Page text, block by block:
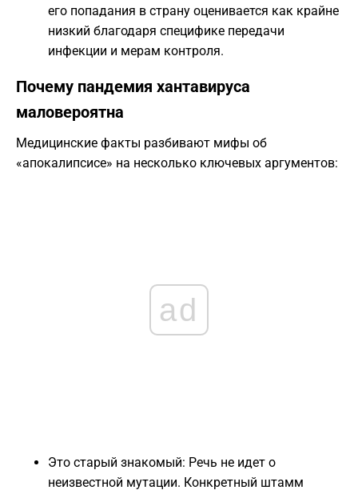
его попадания в страну оценивается как крайне
низкий благодаря специфике передачи
инфекции и мерам контроля.
Почему пандемия хантавируса
маловероятна
Медицинские факты разбивают мифы об
«апокалипсисе» на несколько ключевых аргументов:
ad
Это старый знакомый: Речь не идет о
неизвестной мутации. Конкретный штамм